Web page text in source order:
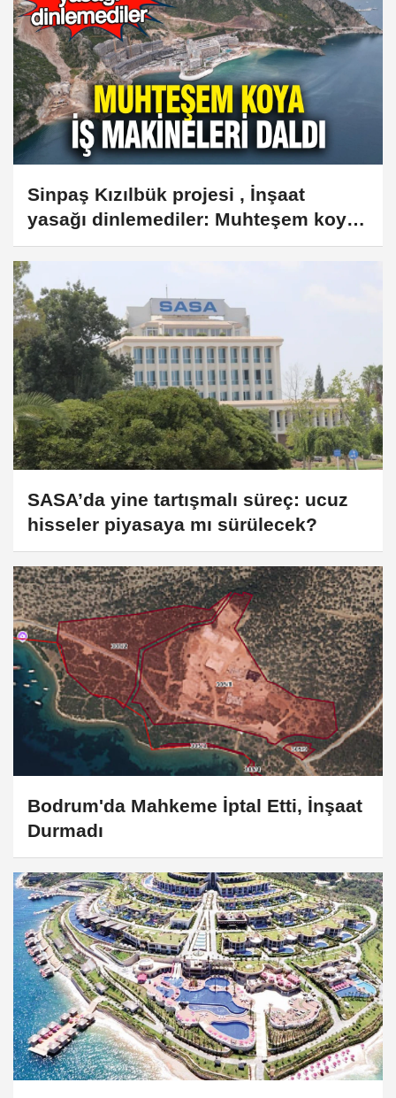
Sinpaş Kızılbük projesi , İnşaat
yasağı dinlemediler: Muhteşem koya
iş makineleri daldı
SASA’da yine tartışmalı süreç: ucuz
hisseler piyasaya mı sürülecek?
Bodrum'da Mahkeme İptal Etti, İnşaat
Durmadı